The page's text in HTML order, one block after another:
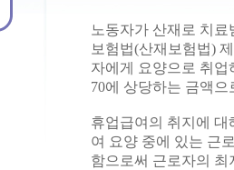
노동자가 산재로 치
보험법(산재보험법)
자에게 요양으로 취업
70에 상당하는 금액
휴업급여의 취지에
여 요양 중에 있는 근
함으로써 근로자의 최